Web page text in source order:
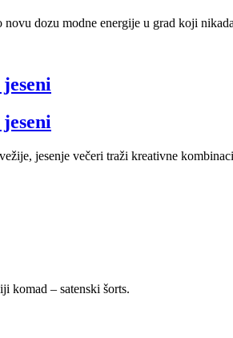
dozu modne energije u grad koji
jesenje večeri traži kreativne
komad – satenski šorts.